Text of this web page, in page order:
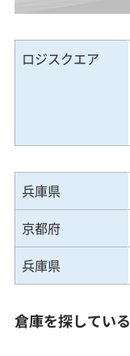
ロジスクエア
兵庫県
京都府
兵庫県
倉庫を探している